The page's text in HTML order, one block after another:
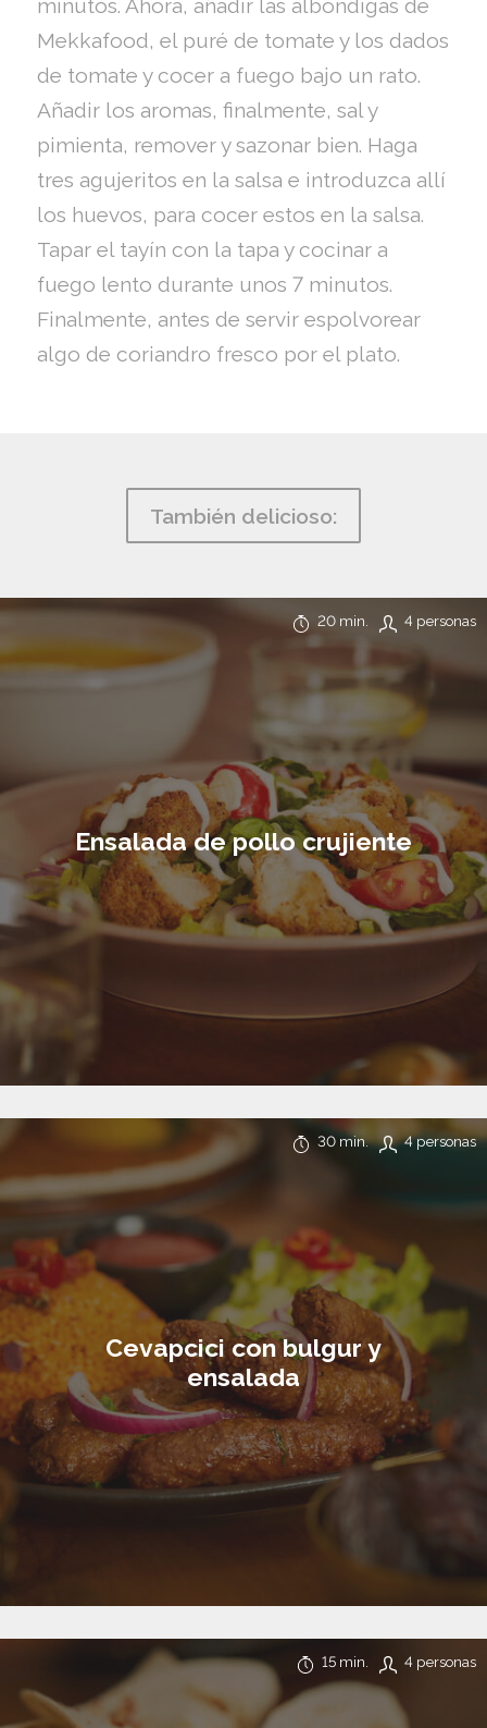
minutos. Ahora, añadir las albóndigas de
Mekkafood, el puré de tomate y los dados
de tomate y cocer a fuego bajo un rato.
Añadir los aromas, finalmente, sal y
pimienta, remover y sazonar bien. Haga
tres agujeritos en la salsa e introduzca allí
los huevos, para cocer estos en la salsa.
Tapar el tayín con la tapa y cocinar a
fuego lento durante unos 7 minutos.
Finalmente, antes de servir espolvorear
algo de coriandro fresco por el plato.
También delicioso:
Ensalada de pollo crujiente
20 min. 4 personas
Cevapcici con bulgur y
ensalada
30 min. 4 personas
15 min. 4 personas